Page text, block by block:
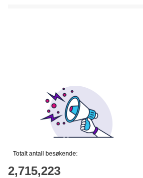
Totalt antall besøkende:
2,715,223